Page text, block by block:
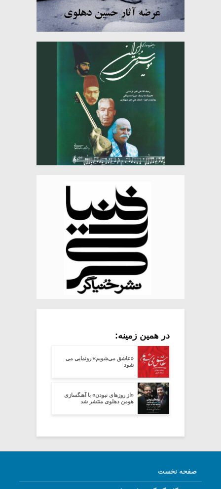
در همین زمینه:
«عاشق می­‌شویم» رونمایی می
شود
«از روزهای نبودن» با آهنگسازی
هومن دهلوی منتشر شد
صفحه نخست